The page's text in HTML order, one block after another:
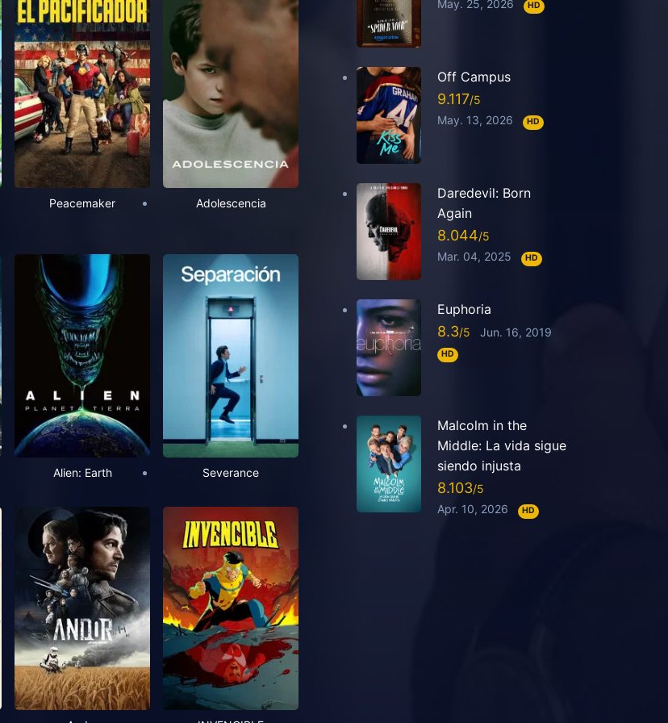
Peacemaker Adolescencia
Alien: Earth Severance
May. 25, 2026 HD
Off Campus
9.117
May. 13, 2026 HD
Daredevil: Born
Again
8.044
Mar. 04, 2025 HD
Euphoria
8.3 Jun. 16, 2019
HD
Malcolm in the
Middle: La vida sigue
siendo injusta
8.103
Apr. 10, 2026 HD